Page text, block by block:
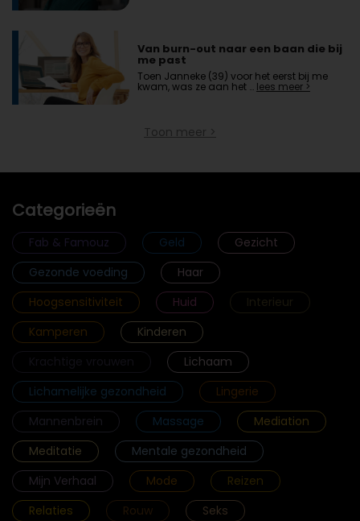
Van burn-out naar een baan die bij
me past
Toen Janneke (39) voor het eerst bij me
kwam, was ze aan het … lees meer >
Toon meer >
Categorieën
Fab & Famouz Geld
Gezicht
Gezonde voeding
Haar
Hoogsensitiviteit
Huid
Interieur
Kamperen
Kinderen
Lichaam
Lichamelijke gezondheid
Lingerie
Mannenbrein
Massage
Mediation
Meditatie
Mentale gezondheid
Mijn Verhaal
Mode
Reizen
Relaties
Rouw
Seks